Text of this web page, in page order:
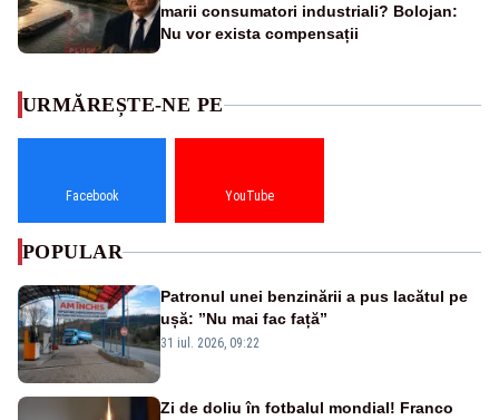
marii consumatori industriali? Bolojan:
Nu vor exista compensații
URMĂREȘTE-NE PE
Facebook YouTube
POPULAR
Patronul unei benzinării a pus lacătul pe
ușă: ”Nu mai fac față”
31 iul. 2026, 09:22
Zi de doliu în fotbalul mondial! Franco